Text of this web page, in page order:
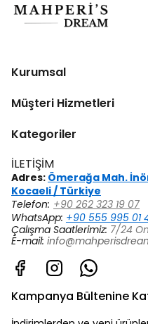
Kurumsal
Müşteri Hizmetleri
Kategoriler
İLETİŞİM
Adres: Ömerağa Mah.
Kocaeli / Türkiye
Telefon: +90 262 323 19 07
WhatsApp: +90 555 995 01
Çalışma Saatlerimiz: 7/24
E-mail:
Kampanya Bültenine